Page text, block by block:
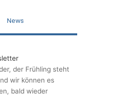
News
der Frühling steht
wir können es
bald wieder